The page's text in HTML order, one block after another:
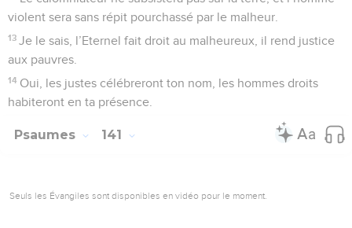
violent sera sans répit pourchassé par le malheur.
13 Je le sais, l’Eternel fait droit au malheureux, il rend justice
aux pauvres.
14 Oui, les justes célébreront ton nom, les hommes droits
habiteront en ta présence.
Psaumes 141
Seuls les Évangiles sont disponibles en vidéo pour le moment.